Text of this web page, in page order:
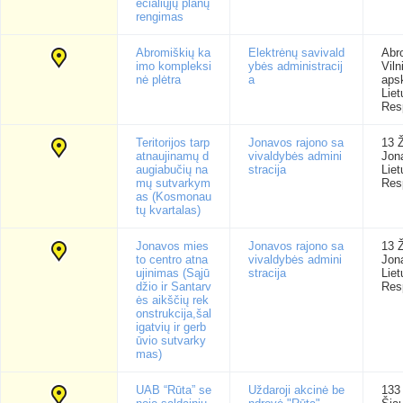
ecialiųjų planų
rengimas
Abromiškių ka
imo kompleksi
nė plėtra
Elektrėnų savivald
ybės administracij
a
Teritorijos tarp
atnaujinamų d
augiabučių na
mų sutvarkym
as (Kosmonau
tų kvartalas)
Jonavos rajono sa
vivaldybės admini
stracija
13
Jonavos mies
to centro atna
ujinimas (Sąjū
džio ir Santarv
ės aikščių rek
onstrukcija,šal
igatvių ir gerb
ūvio sutvarky
mas)
Jonavos rajono sa
vivaldybės admini
stracija
13
UAB “Rūta” se
Uždaroji akcinė be